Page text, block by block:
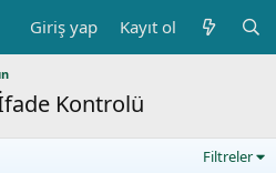
Giriş yap Kayıt ol
Kontrolü
Filtreler